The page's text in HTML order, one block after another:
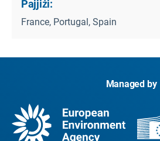
Pajjiżi:
France, Portugal, Spain
Managed by